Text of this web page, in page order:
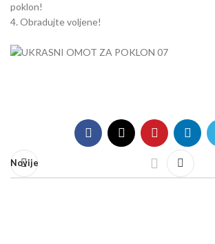
poklon!
4. Obradujte voljene!
Novije